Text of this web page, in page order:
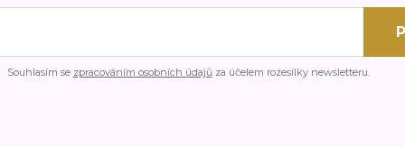
Souhlasím se zpracováním osobních údajůza účelem rozesílky newsletteru.